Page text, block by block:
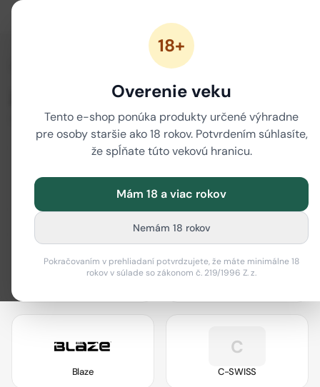
18+
Overenie veku
Tento e-shop ponúka produkty určené výhradne
pre osoby staršie ako 18 rokov. Potvrdením súhlasíte,
že spĺňate túto vekovú hranicu.
Mám 18 a viac rokov
Nemám 18 rokov
Pokračovaním v prehliadaní potvrdzujete, že máte minimálne 18
rokov v súlade so zákonom č. 219/1996 Z. z.
80 značiek
Best Buds
Blaze
C
C-SWISS